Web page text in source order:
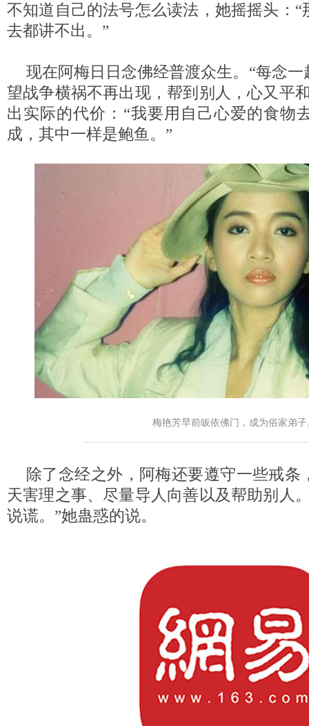
不知道自己的法号怎么读法，她摇摇头：
去都讲不出。”
现在阿梅日日念佛经普渡众生。“每念
望战争横祸不再出现，帮到别人，心又平
出实际的代价：“我要用自己心爱的食物
成，其中一样是鲍鱼。”
梅艳芳早前皈依佛门，成为俗家弟子
除了念经之外，阿梅还要遵守一些戒条
天害理之事、尽量导人向善以及帮助别人
说谎。”她蛊惑的说。